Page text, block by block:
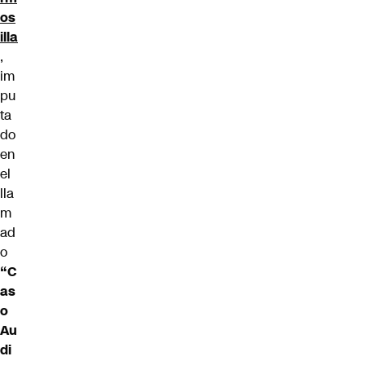
os
illa
,
im
pu
ta
do
en
el
lla
m
ad
o
“C
as
o
Au
di